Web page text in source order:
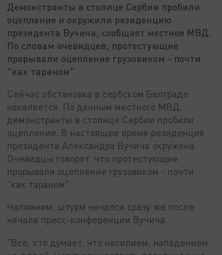
Демонстранты в столице Сербии пробили
оцепление и окружили резиденцию
президента Вучича, сообщает местное МВД.
По словам очевидцев, протестующие
прорывали оцепление грузовиком - почти
"как тараном".
Сейчас обстановка в сербском Белграде
накаляется. По данным местного МВД,
демонстранты в столице Сербии пробили
оцепление. В настоящее время резиденция
президента Александра Вучича окружена.
Очевидцы говорят, что протестующие
прорывали оцепление грузовиком - почти
"как тараном".
Напомним, штурм начался сразу же после
начала пресс-конференции Вучича.
"Все, кто думает, что насилием, нападением